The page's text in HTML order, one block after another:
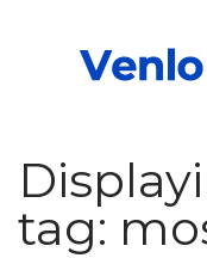
tag: